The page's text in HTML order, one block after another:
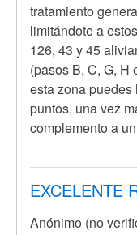
tratamiento
limitándote a
126, 43 y 45
(pasos B, C, G, H
esta zona
puntos, una vez
complemento a
EXCELENTE
Anónimo (no